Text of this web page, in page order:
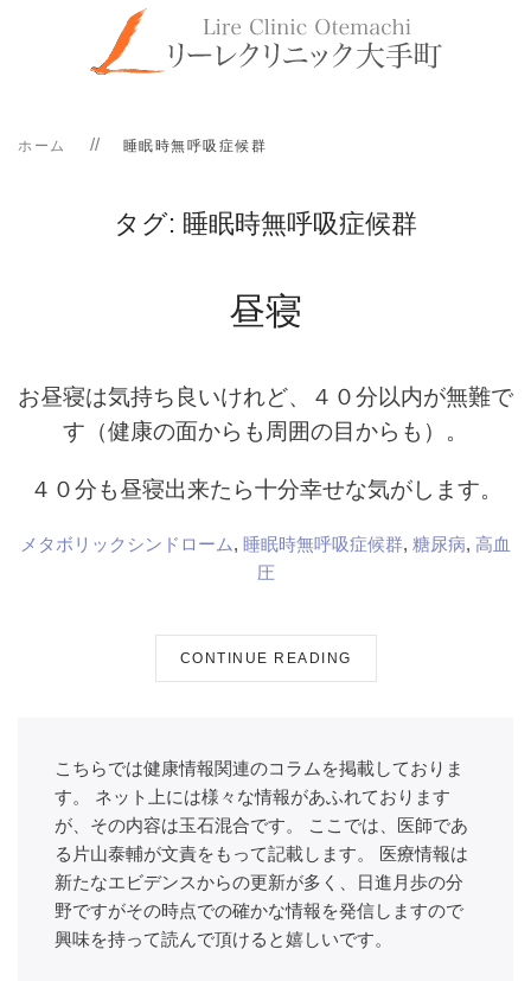
ホーム 睡眠時無呼吸症候群
タグ: 睡眠時無呼吸症候群
昼寝
お昼寝は気持ち良いけれど、４０分以内が無難で
す（健康の面からも周囲の目からも）。
４０分も昼寝出来たら十分幸せな気がします。
メタボリックシンドローム, 睡眠時無呼吸症候群, 糖尿病, 高血
圧
CONTINUE READING
こちらでは健康情報関連のコラムを掲載しておりま
す。 ネット上には様々な情報があふれております
が、その内容は玉石混合です。 ここでは、医師であ
る片山泰輔が文責をもって記載します。 医療情報は
新たなエビデンスからの更新が多く、日進月歩の分
野ですがその時点での確かな情報を発信しますので
興味を持って読んで頂けると嬉しいです。